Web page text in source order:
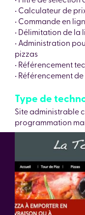
• Calculateur de
• Commande en
• Délimitation de la
• Administration
pizzas
• Référencement
• Référencement
Type de
Site administrable
programmation